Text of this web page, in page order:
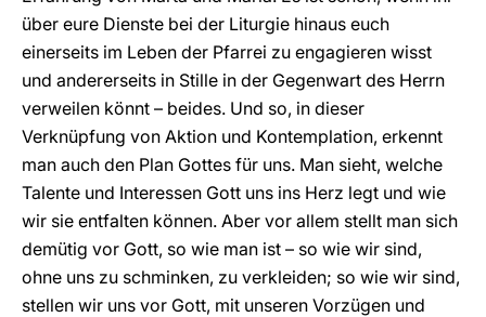
über eure Dienste bei der Liturgie hinaus euch
einerseits im Leben der Pfarrei zu engagieren wisst
und andererseits in Stille in der Gegenwart des Herrn
verweilen könnt – beides. Und so, in dieser
Verknüpfung von Aktion und Kontemplation, erkennt
man auch den Plan Gottes für uns. Man sieht, welche
Talente und Interessen Gott uns ins Herz legt und wie
wir sie entfalten können. Aber vor allem stellt man sich
demütig vor Gott, so wie man ist – so wie wir sind,
ohne uns zu schminken, zu verkleiden; so wie wir sind,
stellen wir uns vor Gott, mit unseren Vorzügen und